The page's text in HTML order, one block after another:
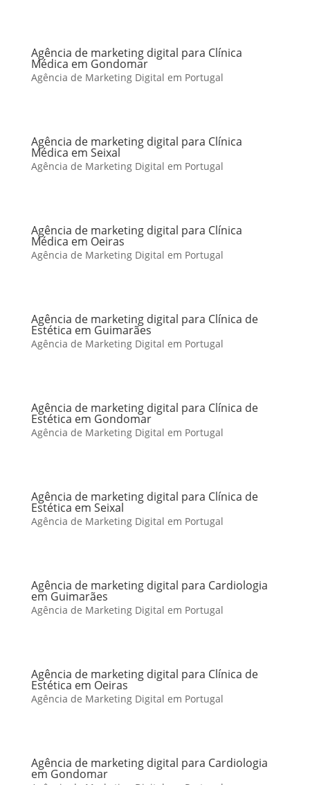
Agência de marketing digital para Clínica
Médica em Gondomar
Agência de Marketing Digital em Portugal
Agência de marketing digital para Clínica
Médica em Seixal
Agência de Marketing Digital em Portugal
Agência de marketing digital para Clínica
Médica em Oeiras
Agência de Marketing Digital em Portugal
Agência de marketing digital para Clínica de
Estética em Guimarães
Agência de Marketing Digital em Portugal
Agência de marketing digital para Clínica de
Estética em Gondomar
Agência de Marketing Digital em Portugal
Agência de marketing digital para Clínica de
Estética em Seixal
Agência de Marketing Digital em Portugal
Agência de marketing digital para Cardiologia
em Guimarães
Agência de Marketing Digital em Portugal
Agência de marketing digital para Clínica de
Estética em Oeiras
Agência de Marketing Digital em Portugal
Agência de marketing digital para Cardiologia
em Gondomar